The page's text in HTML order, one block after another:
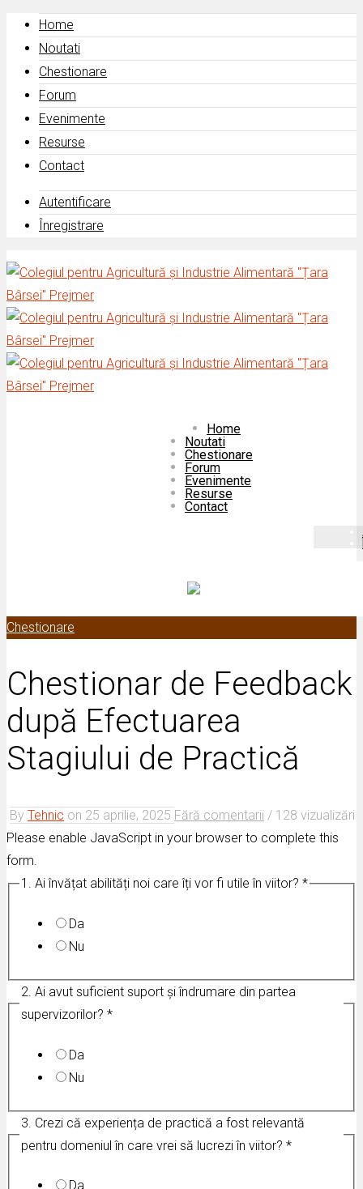
Home
Noutati
Chestionare
Forum
Evenimente
Resurse
Contact
Autentificare
Înregistrare
Home
Noutati
Chestionare
Forum
Evenimente
Resurse
Contact
Chestionare
Chestionar de Feedback
după Efectuarea
Stagiului de Practică
By Tehnic on 25 aprilie, 2025 Fără comentarii / 128 vizualizări
Please enable JavaScript in your browser to complete this
form.
1. Ai învățat abilități noi care îți vor fi utile în viitor? *
Da
Nu
experiența
utile
2. Ai avut suficient suport și îndrumare din partea
supervizorilor? *
Da
Nu
3. Crezi că experiența de practică a fost relevantă
pentru domeniul în care vrei să lucrezi în viitor? *
Da